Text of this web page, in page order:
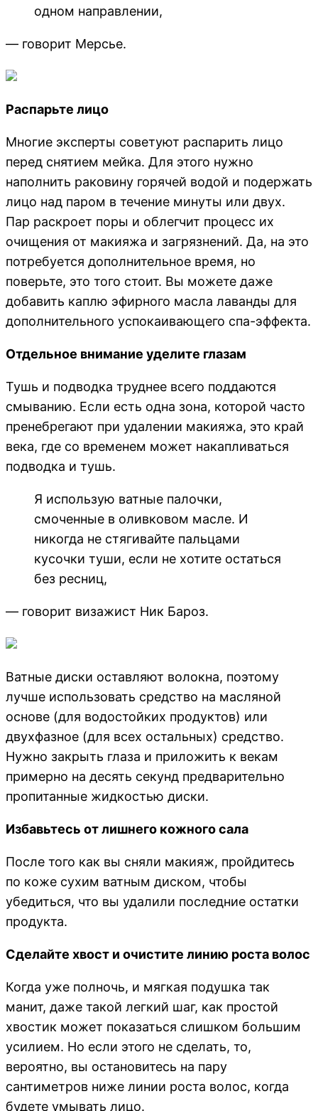
одном направлении,
— говорит Мерсье.
Распарьте лицо
Многие эксперты советуют распарить лицо
перед снятием мейка. Для этого нужно
наполнить раковину горячей водой и подержать
лицо над паром в течение минуты или двух.
Пар раскроет поры и облегчит процесс их
очищения от макияжа и загрязнений. Да, на это
потребуется дополнительное время, но
поверьте, это того стоит. Вы можете даже
добавить каплю эфирного масла лаванды для
дополнительного успокаивающего спа-эффекта.
Отдельное внимание уделите глазам
Тушь и подводка труднее всего поддаются
смыванию. Если есть одна зона, которой часто
пренебрегают при удалении макияжа, это край
века, где со временем может накапливаться
подводка и тушь.
Я использую ватные палочки,
смоченные в оливковом масле. И
никогда не стягивайте пальцами
кусочки туши, если не хотите остаться
без ресниц,
— говорит визажист Ник Бароз.
Ватные диски оставляют волокна, поэтому
лучше использовать средство на масляной
основе (для водостойких продуктов) или
двухфазное (для всех остальных) средство.
Нужно закрыть глаза и приложить к векам
примерно на десять секунд предварительно
пропитанные жидкостью диски.
Избавьтесь от лишнего кожного сала
После того как вы сняли макияж, пройдитесь
по коже сухим ватным диском, чтобы
убедиться, что вы удалили последние остатки
продукта.
Сделайте хвост и очистите линию роста волос
Когда уже полночь, и мягкая подушка так
манит, даже такой легкий шаг, как простой
хвостик может показаться слишком большим
усилием. Но если этого не сделать, то,
вероятно, вы остановитесь на пару
сантиметров ниже линии роста волос, когда
будете умывать лицо.